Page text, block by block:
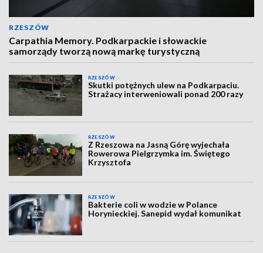
RZESZÓW
Carpathia Memory. Podkarpackie i słowackie
samorządy tworzą nową markę turystyczną
RZESZÓW
Skutki potężnych ulew na Podkarpaciu.
Strażacy interweniowali ponad 200 razy
RZESZÓW
Z Rzeszowa na Jasną Górę wyjechała
Rowerowa Pielgrzymka im. Świętego
Krzysztofa
RZESZÓW
Bakterie coli w wodzie w Polance
Horynieckiej. Sanepid wydał komunikat